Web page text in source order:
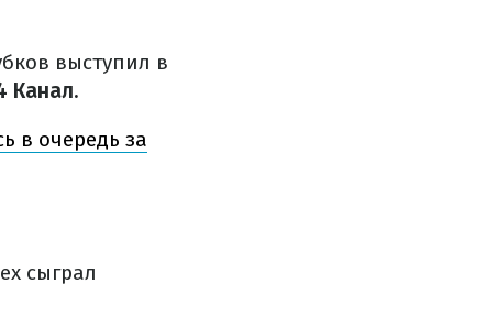
выступил в
Канал.
в очередь за
сыграл